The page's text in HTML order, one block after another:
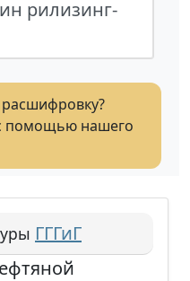
рилизинг-
помощью нашего
ГГГиГ